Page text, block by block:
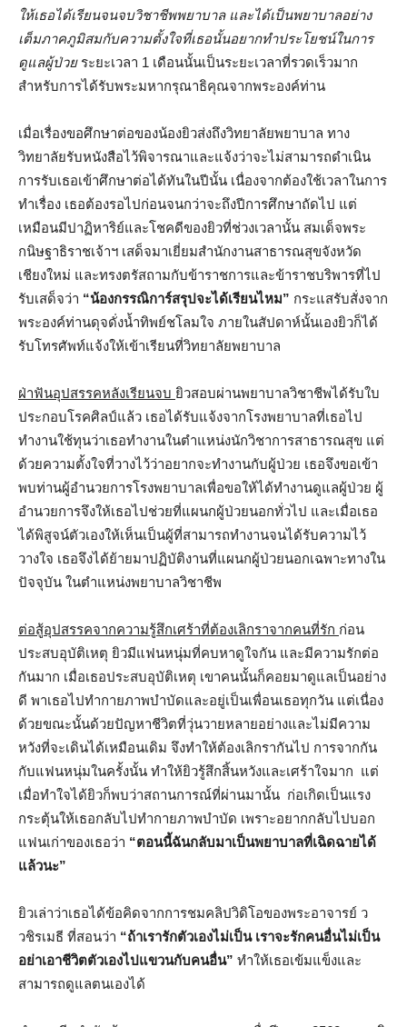
ให้เธอได้เรียนจนจบวิชาชีพพยาบาล และได้เป็นพยาบาลอย่าง
เต็มภาคภูมิสมกับความตั้งใจที่เธอนั้นอยากทำประโยชน์ในการ
ดูแลผู้ป่วยระยะเวลา 1 เดือนนั้นเป็นระยะเวลาที่รวดเร็วมาก
สำหรับการได้รับพระมหากรุณาธิคุณจากพระองค์ท่าน
เมื่อเรื่องขอศึกษาต่อของน้องยิวส่งถึงวิทยาลัยพยาบาล ทาง
วิทยาลัยรับหนังสือไว้พิจารณาและแจ้งว่าจะไม่สามารถดำเนิน
การรับเธอเข้าศึกษาต่อได้ทันในปีนั้น เนื่องจากต้องใช้เวลาในการ
ทำเรื่อง เธอต้องรอไปก่อนจนกว่าจะถึงปีการศึกษาถัดไป แต่
เหมือนมีปาฏิหาริย์และโชคดีของยิวที่ช่วงเวลานั้น สมเด็จพระ
กนิษฐาธิราชเจ้าฯ เสด็จมาเยี่ยมสำนักงานสาธารณสุขจังหวัด
เชียงใหม่ และทรงตรัสถามกับข้าราชการและข้าราชบริพารที่ไป
รับเสด็จว่า “น้องกรรณิการ์สรุปจะได้เรียนไหม” กระแสรับสั่งจาก
พระองค์ท่านดุจดั่งน้ำทิพย์ชโลมใจ ภายในสัปดาห์นั้นเองยิวก็ได้
รับโทรศัพท์แจ้งให้เข้าเรียนที่วิทยาลัยพยาบาล
ฝ่าฟันอุปสรรคหลังเรียนจบ ยิวสอบผ่านพยาบาลวิชาชีพได้รับใบ
ประกอบโรคศิลป์แล้ว เธอได้รับแจ้งจากโรงพยาบาลที่เธอไป
ทำงานใช้ทุนว่าเธอทำงานในตำแหน่งนักวิชาการสาธารณสุข แต่
ด้วยความตั้งใจที่วางไว้ว่าอยากจะทำงานกับผู้ป่วย เธอจึงขอเข้า
พบท่านผู้อำนวยการโรงพยาบาลเพื่อขอให้ได้ทำงานดูแลผู้ป่วย ผู้
อำนวยการจึงให้เธอไปช่วยที่แผนกผู้ป่วยนอกทั่วไป และเมื่อเธอ
ได้พิสูจน์ตัวเองให้เห็นเป็นผู้ที่สามารถทำงานจนได้รับความไว้
วางใจ เธอจึงได้ย้ายมาปฏิบัติงานที่แผนกผู้ป่วยนอกเฉพาะทางใน
ปัจจุบัน ในตำแหน่งพยาบาลวิชาชีพ
ต่อสู้อุปสรรคจากความรู้สึกเศร้าที่ต้องเลิกราจากคนที่รัก ก่อน
ประสบอุบัติเหตุ ยิวมีแฟนหนุ่มที่คบหาดูใจกัน และมีความรักต่อ
กันมาก เมื่อเธอประสบอุบัติเหตุ เขาคนนั้นก็คอยมาดูแลเป็นอย่าง
ดี พาเธอไปทำกายภาพบำบัดและอยู่เป็นเพื่อนเธอทุกวัน แต่เนื่อง
ด้วยขณะนั้นด้วยปัญหาชีวิตที่วุ่นวายหลายอย่างและไม่มีความ
หวังที่จะเดินได้เหมือนเดิม จึงทำให้ต้องเลิกรากันไป การจากกัน
กับแฟนหนุ่มในครั้งนั้น ทำให้ยิวรู้สึกสิ้นหวังและเศร้าใจมาก แต่
เมื่อทำใจได้ยิวก็พบว่าสถานการณ์ที่ผ่านมานั้น ก่อเกิดเป็นแรง
กระตุ้นให้เธอกลับไปทำกายภาพบำบัด เพราะอยากกลับไปบอก
แฟนเก่าของเธอว่า “ตอนนี้ฉันกลับมาเป็นพยาบาลที่เฉิดฉายได้
แล้วนะ”
ยิวเล่าว่าเธอได้ข้อคิดจากการชมคลิปวิดิโอของพระอาจารย์ ว
วชิรเมธี ที่สอนว่า “ถ้าเรารักตัวเองไม่เป็น เราจะรักคนอื่นไม่เป็น
อย่าเอาชีวิตตัวเองไปแขวนกับคนอื่น” ทำให้เธอเข้มแข็งและ
สามารถดูแลตนเองได้